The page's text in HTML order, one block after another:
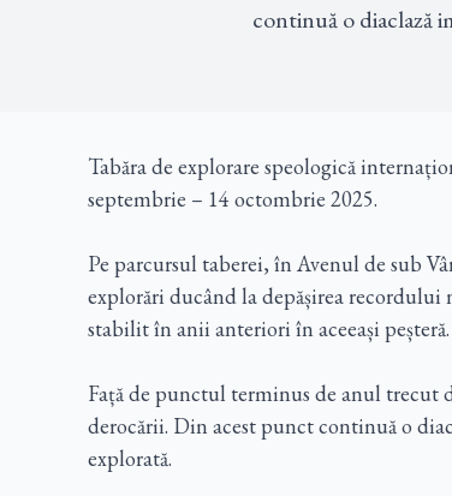
continuă o diaclază
Tabăra de explorare speologică
septembrie – 14 octombrie 2025.
Pe parcursul taberei, în Avenul de sub
explorări ducând la depășirea
stabilit în anii anteriori în aceeași peșteră.
Față de punctul terminus de anul trecut
derocării. Din acest punct continuă o
explorată.